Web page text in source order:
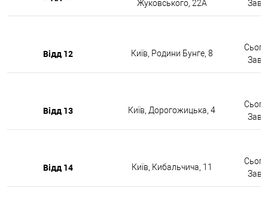
Жуковського, 22А
Відд 12 Київ, Родини Бунге, 8
Відд 13 Київ, Дорогожицька, 4
Відд 14 Київ, Кибальчича, 11